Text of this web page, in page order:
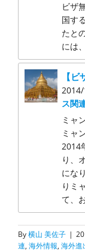
ビザ
国す
たと
には
【
ス関
ミャ
ミャ
2014
り、
にな
りミ
て、
By横山 美佐子 |
連, 海外情報, 海外進